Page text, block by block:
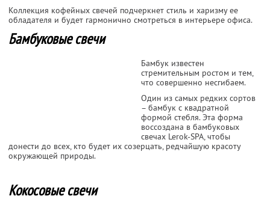
Коллекция кофейных свечей подчеркнет стиль и харизму ее
обладателя и будет гармонично смотреться в интерьере офиса.
Бамбуковые свечи
Бамбук известен
стремительным ростом и тем,
что совершенно несгибаем.
Один из самых редких сортов
– бамбук с квадратной
формой стебля. Эта форма
воссоздана в бамбуковых
свечах Lerok-SPA, чтобы
донести до всех, кто будет их созерцать, редчайшую красоту
окружающей природы.
Кокосовые свечи